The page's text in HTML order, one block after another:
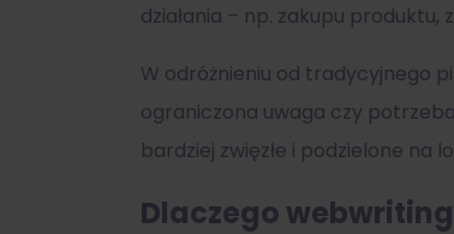
działania – np. zakupu produktu,
W odróżnieniu od tradycyjnego
ograniczona uwaga czy
bardziej zwięzłe i podzielone na
Dlaczego